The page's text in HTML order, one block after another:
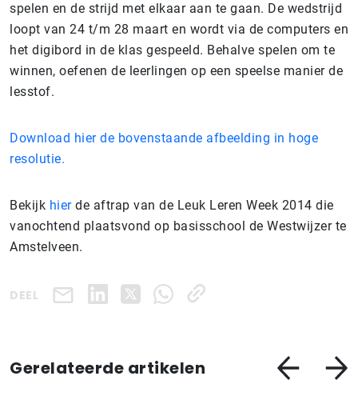
spelen en de strijd met elkaar aan te gaan. De wedstrijd
loopt van 24 t/m 28 maart en wordt via de computers en
het digibord in de klas gespeeld. Behalve spelen om te
winnen, oefenen de leerlingen op een speelse manier de
lesstof.
Download hier de bovenstaande afbeelding in hoge
resolutie.
Bekijk hier de aftrap van de Leuk Leren Week 2014 die
vanochtend plaatsvond op basisschool de Westwijzer te
Amstelveen.
DEEL
Gerelateerde artikelen